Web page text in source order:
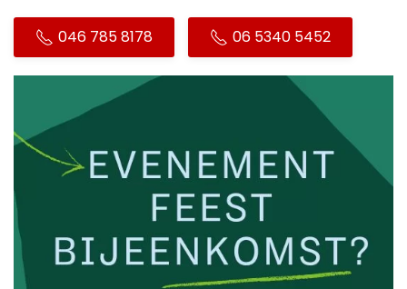
046 785 8178 06 5340 5452